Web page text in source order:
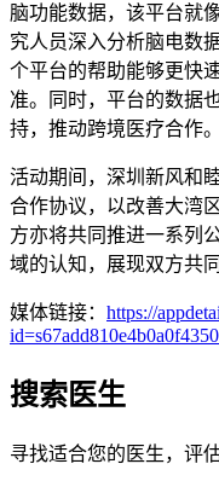
脑功能数据，该平台就
究人员深入分析脑电数
个平台的帮助能够更快
准。同时，平台的数据
持，推动跨境医疗合作。
活动期间，深圳新风和
合作协议，以改善大湾
方亦将共同推进一系列
域的认知，展现双方共
媒体链接： https://
搜索医生
寻找适合您的医生，评